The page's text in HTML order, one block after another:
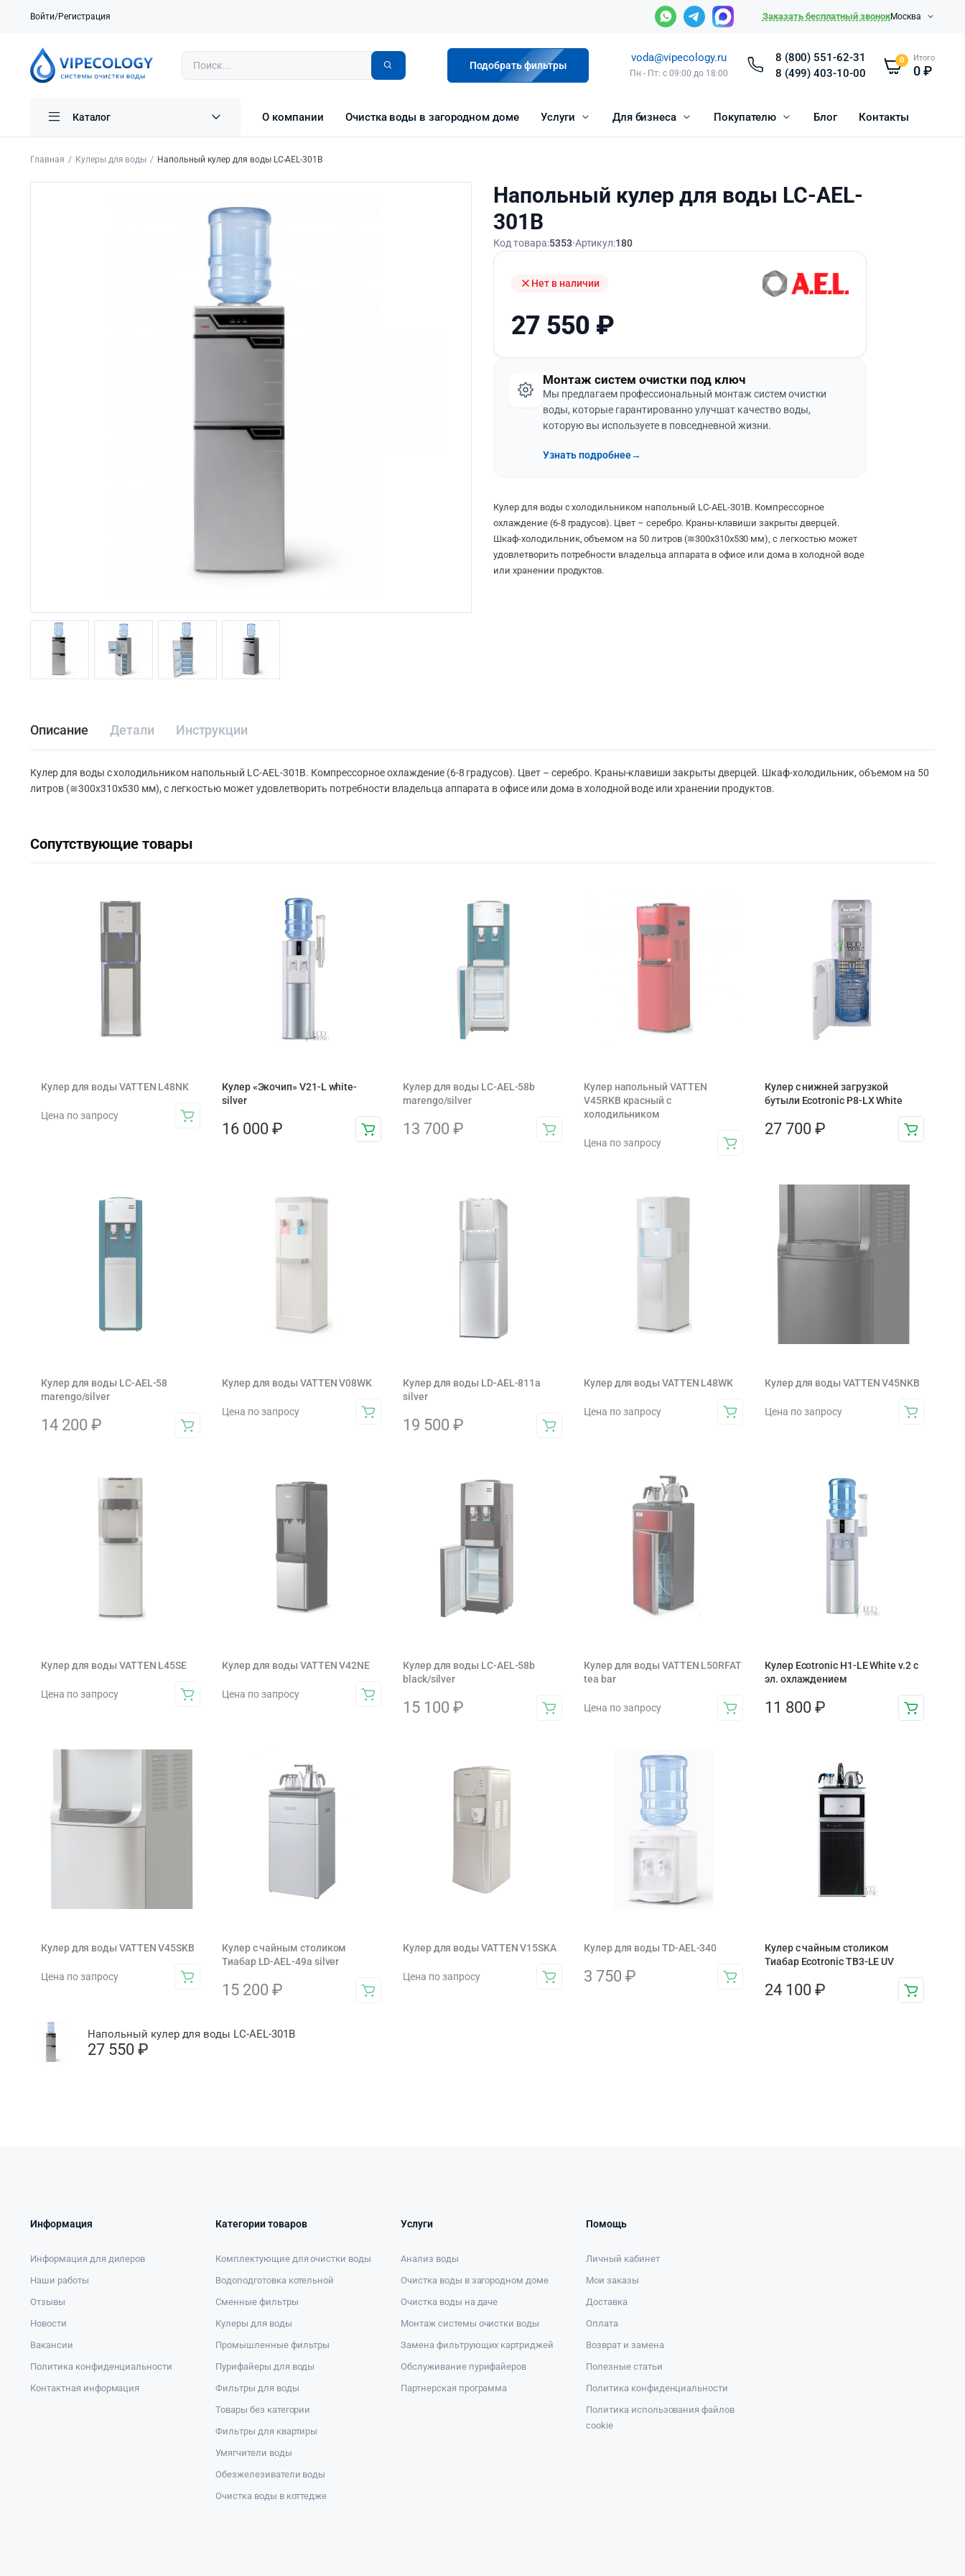
Войти/Регистрация Заказать бесплатный звонокМосква
Подобрать фильтры
voda@vipecology.ru
Пн - Пт: с 09:00 до 18:00
8 (800) 551-62-31
8 (499) 403-10-00
0 Итого
0₽
Каталог О компании Очистка воды в загородном доме Услуги Для бизнеса Покупателю Блог Контакты
Главная Кулеры для воды Напольный кулер для воды LC-AEL-301B
Напольный кулер для воды LC-AEL-
301B
Код товара:5353 Артикул:180
Нет в наличии
27 550 ₽
Монтаж систем очистки под ключ
Мы предлагаем профессиональный монтаж систем очистки
воды, которые гарантированно улучшат качество воды,
которую вы используете в повседневной жизни.
Узнать подробнее→
Кулер для воды с холодильником напольный LC-AEL-301B. Компрессорное
охлаждение (6-8 градусов). Цвет – серебро. Краны-клавиши закрыты дверцей.
Шкаф-холодильник, объемом на 50 литров (≅300х310х530 мм), с легкостью может
удовлетворить потребности владельца аппарата в офисе или дома в холодной воде
или хранении продуктов.
Описание Детали Инструкции
Кулер для воды с холодильником напольный LC-AEL-301B. Компрессорное охлаждение (6-8 градусов). Цвет – серебро. Краны-клавиши закрыты дверцей. Шкаф-холодильник, объемом на 50
литров (≅300х310х530 мм), с легкостью может удовлетворить потребности владельца аппарата в офисе или дома в холодной воде или хранении продуктов.
Сопутствующие товары
Кулер для воды VATTEN L48NK
Цена по запросу
Кулер «Экочип» V21-L white-
silver
16 000 ₽
Кулер для воды LC-AEL-58b
marengo/silver
13 700 ₽
Кулер напольный VATTEN
V45RKB красный с
холодильником
Цена по запросу
Кулер с нижней загрузкой
бутыли Ecotronic P8-LX White
27 700 ₽
Кулер для воды LC-AEL-58
marengo/silver
14 200 ₽
Кулер для воды VATTEN V08WK
Цена по запросу
Кулер для воды LD-AEL-811a
silver
19 500 ₽
Кулер для воды VATTEN L48WK
Цена по запросу
Кулер для воды VATTEN V45NKB
Цена по запросу
Кулер для воды VATTEN L45SE
Цена по запросу
Кулер для воды VATTEN V42NE
Цена по запросу
Кулер для воды LC-AEL-58b
black/silver
15 100 ₽
Кулер для воды VATTEN L50RFAT
tea bar
Цена по запросу
Кулер Ecotronic H1-LE White v.2 с
эл. охлаждением
11 800 ₽
Кулер для воды VATTEN V45SKB
Цена по запросу
Кулер с чайным столиком
Тиабар LD-AEL-49a silver
15 200 ₽
Кулер для воды VATTEN V15SKA
Цена по запросу
Кулер для воды TD-AEL-340
3 750 ₽
Кулер с чайным столиком
Тиабар Ecotronic TB3-LE UV
24 100 ₽
Напольный кулер для воды LC-AEL-301B
27 550 ₽
Информация
Информация для дилеров
Наши работы
Отзывы
Новости
Вакансии
Политика конфиденциальности
Контактная информация
Категории товаров
Комплектующие для очистки воды
Водоподготовка котельной
Сменные фильтры
Кулеры для воды
Промышленные фильтры
Пурифайеры для воды
Фильтры для воды
Товары без категории
Фильтры для квартиры
Умягчители воды
Обезжелезиватели воды
Очистка воды в коттедже
Услуги
Анализ воды
Очистка воды в загородном доме
Очистка воды на даче
Монтаж системы очистки воды
Замена фильтрующих картриджей
Обслуживание пурифайеров
Партнерская программа
Помощь
Личный кабинет
Мои заказы
Доставка
Оплата
Возврат и замена
Полезные статьи
Политика конфиденциальности
Политика использования файлов
cookie